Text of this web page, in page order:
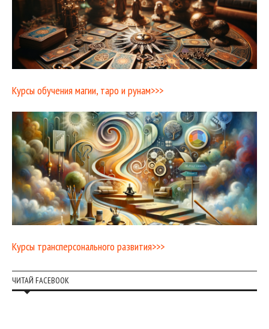
Курсы обучения магии, таро и рунам>>>
Курсы трансперсонального развития>>>
ЧИТАЙ FACEBOOK